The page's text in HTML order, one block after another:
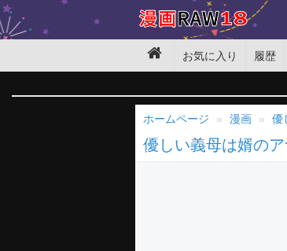
お気に入り 履歴
ホームページ 漫画 優
優しい義母は婿のア